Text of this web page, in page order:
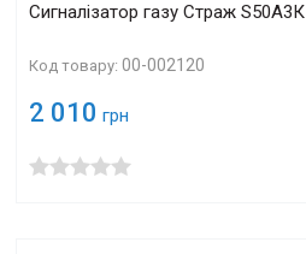
Сигналізатор газу Страж S50A3К
Код товару:00-002120
2 010 грн